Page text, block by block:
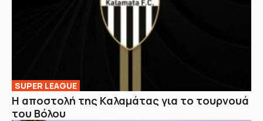
SUPER LEAGUE
Η αποστολή της Καλαμάτας για το τουρνουά
του Βόλου